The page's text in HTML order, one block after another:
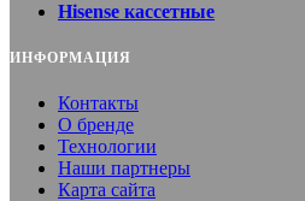
Hisense кассетные
ИНФОРМАЦИЯ
Контакты
О бренде
Технологии
Наши партнеры
Карта сайта